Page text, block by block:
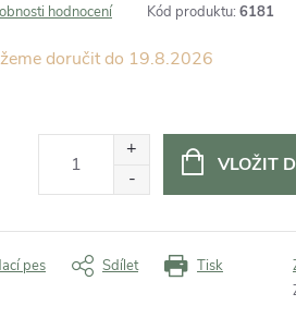
hodnocení Kód produktu: 6181
19.8.2026
VLOŽIT
Tisk
pes Sdílet